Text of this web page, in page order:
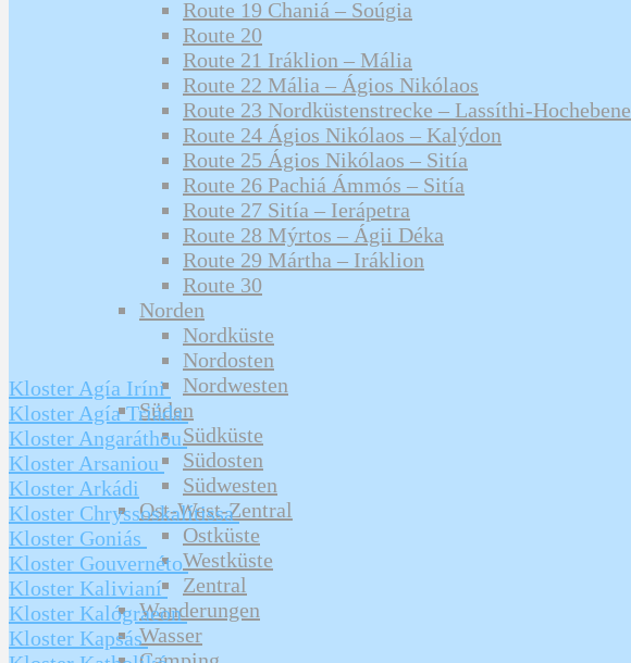
Route 19 Chaniá – Soúgia
Route 20
Route 21 Iráklion – Mália
Route 22 Mália – Ágios Nikólaos
Route 23 Nordküstenstrecke – Lassíthi-Hochebene
Route 24 Ágios Nikólaos – Kalýdon
Route 25 Ágios Nikólaos – Sitía
Route 26 Pachiá Ámmós – Sitía
Route 27 Sitía – Ierápetra
Route 28 Mýrtos – Ágii Déka
Route 29 Mártha – Iráklion
Route 30
Norden
Nordküste
Nordosten
Nordwesten
Süden
Südküste
Südosten
Südwesten
Ost-West-Zentral
Ostküste
Westküste
Zentral
Wanderungen
Wasser
Kloster Agía Iríni
Kloster Agía Triáda
Kloster Angaráthou
Kloster Arsaniou
Kloster Arkádi
Kloster Chryssoskalítissa
Kloster Goniás
Kloster Gouvernéto
Kloster Kalivianí
Kloster Kalógraeon
Kloster Kapsás